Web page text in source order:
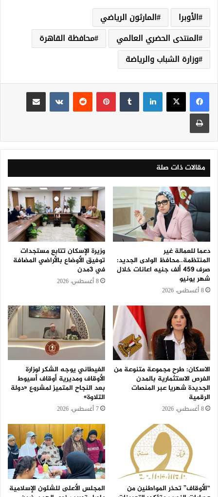
الأوبرا
المارثون الرياضي
المنتدى الحضري العالمي
محافظة القاهرة
وزارة الشباب والرياضة
لينكدإن بينتيريست
مقالات ذات صلة
دعما للعمالة غير
المنتظمة..محافظ الوادى الجديد:
صرف 459 ألف جنيه اعانات خلال
شهر يونيو
8 أغسطس، 2026
وزيرة الإسكان تتابع مستجدات
توفيق الأوضاع بالأراضي المضافة
في 3مدن
8 أغسطس، 2026
الاسكان: طرح مجموعة متنوعة من
الفرص الاستثمارية بالمدن
الجديدة شهريا عبر المنصات
الرقمية
8 أغسطس، 2026
الغيطاني يوجه الشكر لوزارة
الأوقاف ومديرية أوقاف أسيوط
بعد النجاح المتميز لمشروع «دولة
التلاوة»
7 أغسطس، 2026
“الأوقاف” تحذر المواطنين من
المجلس الأعلى للشئون الإسلامية